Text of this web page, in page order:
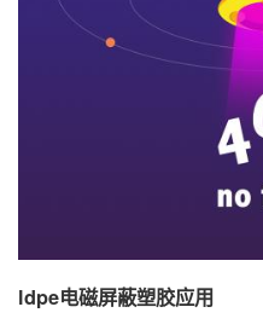
ldpe电磁屏蔽塑胶应用